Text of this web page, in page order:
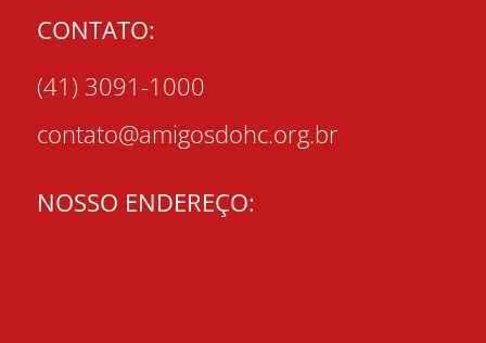
CONTATO:
(41) 3091-1000
contato@amigosdohc.org.br
NOSSO ENDEREÇO: